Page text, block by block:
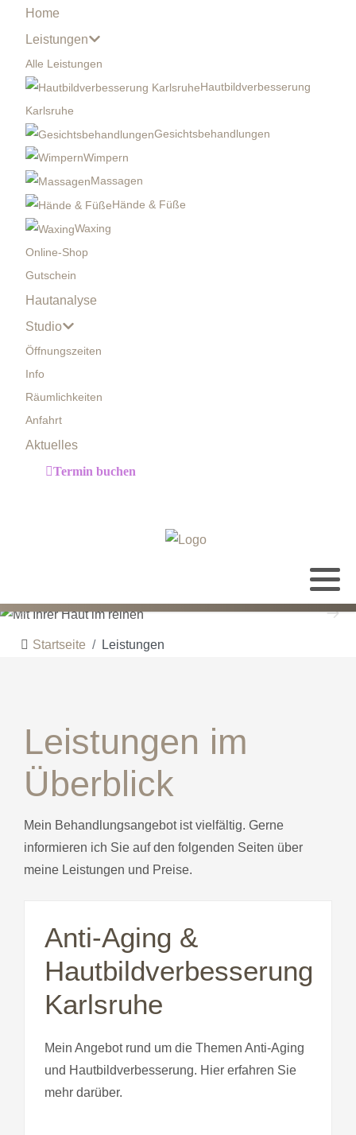
Home
Leistungen
Alle Leistungen
Hautbildverbesserung
Karlsruhe
Gesichtsbehandlungen
Wimpern
Massagen
Hände & Füße
Waxing
Online-Shop
Gutschein
Hautanalyse
Studio
Öffnungszeiten
Info
Räumlichkeiten
Anfahrt
Aktuelles
Termin buchen
Startseite Leistungen
Leistungen im
Überblick
Mein Behandlungsangebot ist vielfältig. Gerne
informieren ich Sie auf den folgenden Seiten über
meine Leistungen und Preise.
Anti-Aging &
Hautbildverbesserung
Karlsruhe
Mein Angebot rund um die Themen Anti-Aging
und Hautbildverbesserung. Hier erfahren Sie
mehr darüber.